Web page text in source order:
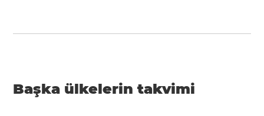
Başka ülkelerin takvimi